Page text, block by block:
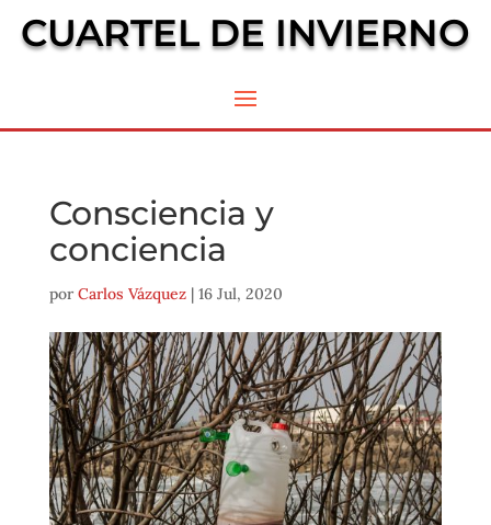
CUARTEL DE INVIERNO
Consciencia y
conciencia
por Carlos Vázquez| 16 Jul, 2020